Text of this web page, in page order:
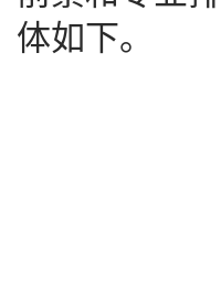
体如下。